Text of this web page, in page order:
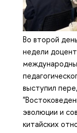
Во второй
недели
выступил
эволюции и
китайских